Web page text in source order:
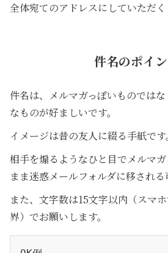
全体宛てのアドレスにしていただく
件名のポイ
件名は、メルマガっぽいものでは
なものが好ましいです。
イメージは昔の友人に綴る手紙です。
相手を煽るようなひと目でメルマ
まま迷惑メールフォルダに移される
また、文字数は15文字以内（スマ
界）でお願いします。